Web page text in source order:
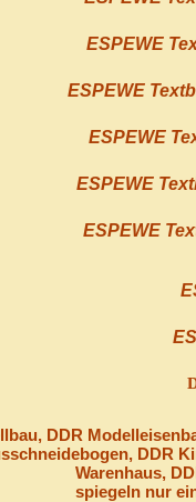
ESPEWE
ESPEWE
ESPEWE
ESPEWE
ESPEWE
DDR
DDR
Warenhaus,
spiegeln nur